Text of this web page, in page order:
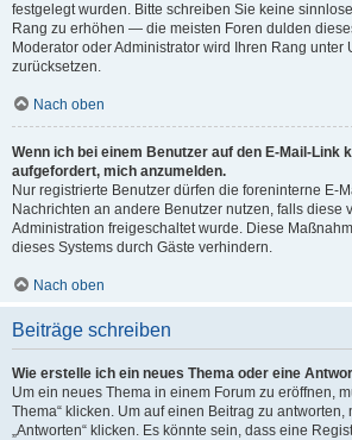
festgelegt wurden. Bitte schreiben Sie keine
Rang zu erhöhen — die meisten Foren dulden
Moderator oder Administrator wird Ihren Rang
zurücksetzen.
Nach oben
Wenn ich bei einem Benutzer auf den E-Mail-Link
aufgefordert, mich anzumelden.
Nur registrierte Benutzer dürfen die foreninterne E-
Nachrichten an andere Benutzer nutzen, falls diese
Administration freigeschaltet wurde. Diese
dieses Systems durch Gäste verhindern.
Nach oben
Beiträge schreiben
Wie erstelle ich ein neues Thema oder eine
Um ein neues Thema in einem Forum zu eröffnen,
Thema“ klicken. Um auf einen Beitrag zu antworten,
„Antworten“ klicken. Es könnte sein, dass eine